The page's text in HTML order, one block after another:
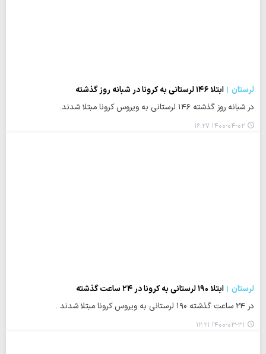
لرستان
ابتلا ۱۴۶ لرستانی به کرونا در شبانه روز گذشته
در شبانه روز گذشته ۱۴۶ لرستانی به ویروس کرونا مبتلا شدند.
۱۴۰۰-۰۴-۰۲ ۱۶:۲۷
لرستان
ابتلا ۱۹۰ لرستانی به کرونا در ۲۴ ساعت گذشته
در ۲۴ ساعت گذشته ۱۹۰ لرستانی به ویروس کرونا مبتلا شدند .
۱۴۰۰-۰۳-۳۱ ۱۲:۲۱